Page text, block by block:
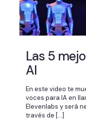
Las 5
AI
En este video te
voces para IA en
Elevenlabs y será
través de […]